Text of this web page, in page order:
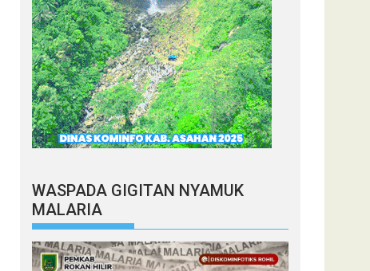
WASPADA GIGITAN NYAMUK
MALARIA